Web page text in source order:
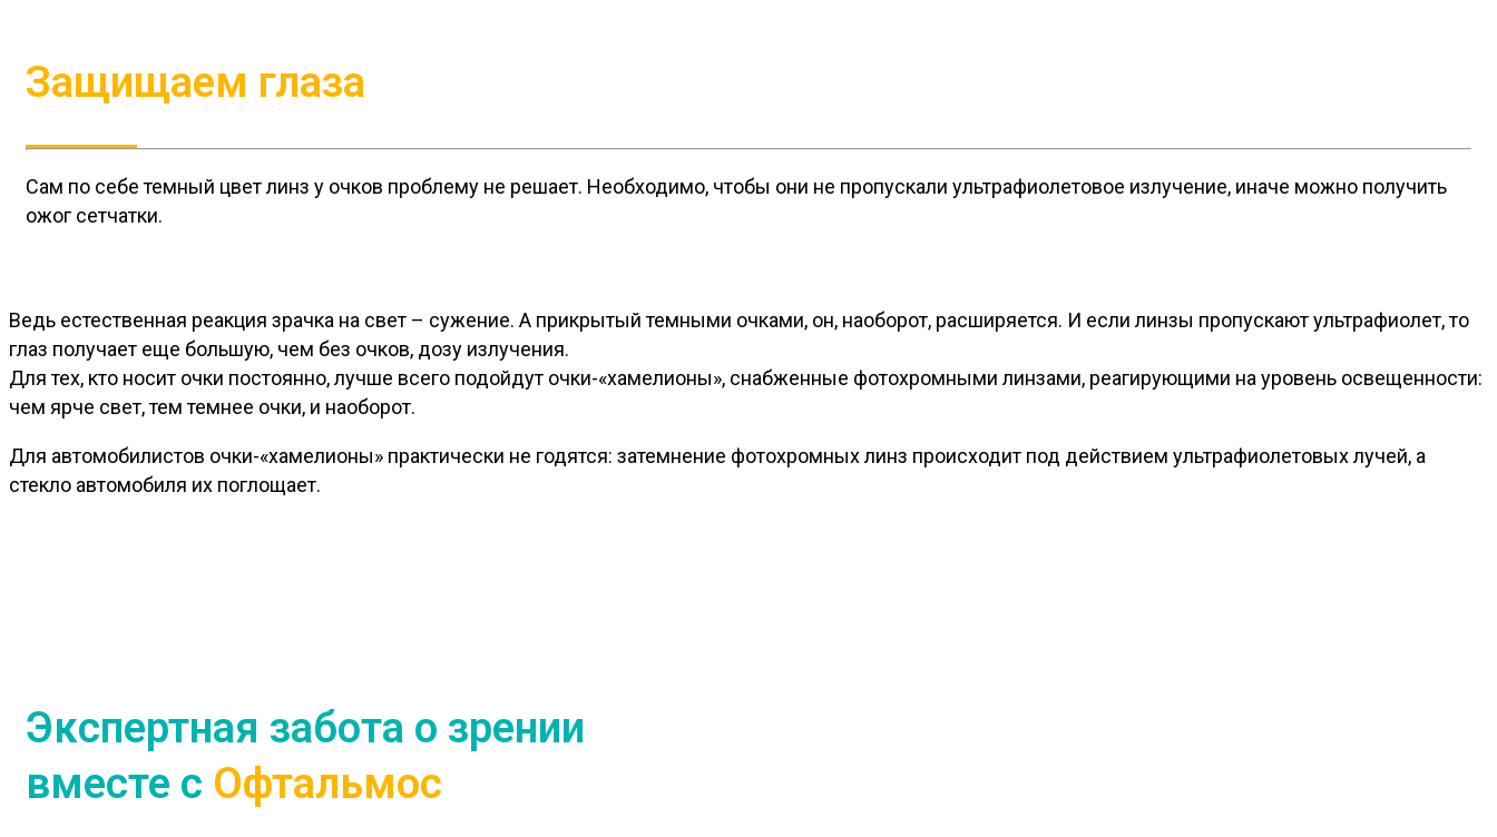
Защищаем глаза
Сам по себе темный цвет линз у очков проблему не решает. Необходимо, чтобы они не пропускали ультрафиолетовое излучение, иначе можно получить
ожог сетчатки.
Ведь естественная реакция зрачка на свет – сужение. А прикрытый темными очками, он, наоборот, расширяется. И если линзы пропускают ультрафиолет, то
глаз получает еще большую, чем без очков, дозу излучения.
Для тех, кто носит очки постоянно, лучше всего подойдут очки-«хамелионы», снабженные фотохромными линзами, реагирующими на уровень освещенности:
чем ярче свет, тем темнее очки, и наоборот.
Для автомобилистов очки-«хамелионы» практически не годятся: затемнение фотохромных линз происходит под действием ультрафиолетовых лучей, а
стекло автомобиля их поглощает.
Экспертная забота о зрении
вместе с Офтальмос